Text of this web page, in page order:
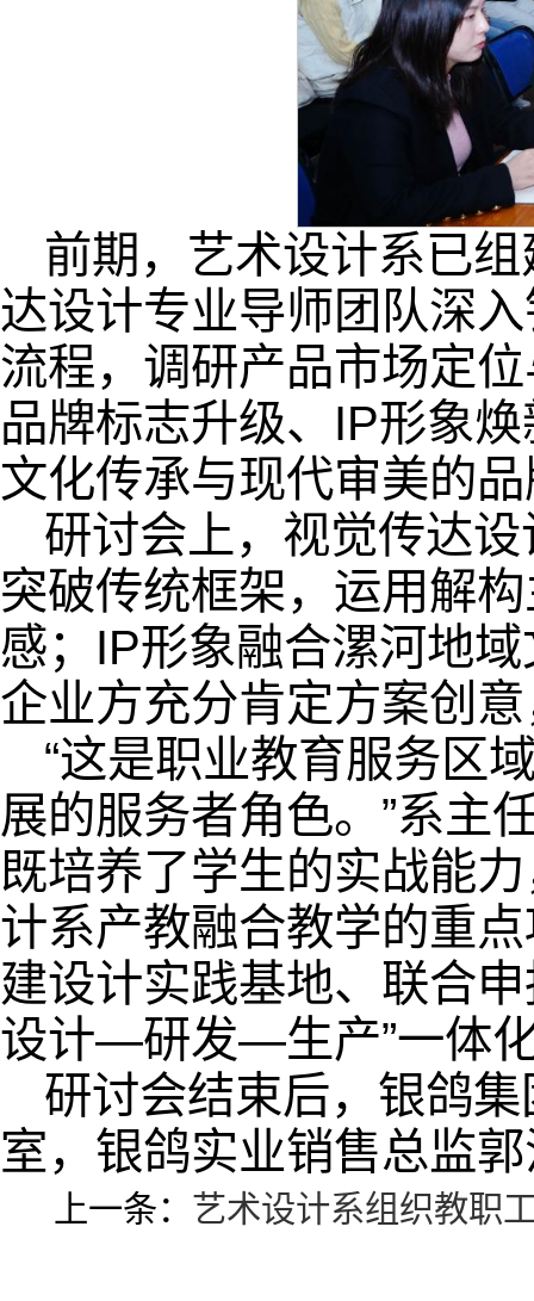
前期，艺术设计系已
达设计专业导师团队深
流程，调研产品市场定
品牌标志升级、IP形象
文化传承与现代审美的
研讨会上，视觉传达
突破传统框架，运用解
感；IP形象融合漯河地
企业方充分肯定方案创
“这是职业教育服务区
展的服务者角色。”系主
既培养了学生的实战能
计系产教融合教学的重
建设计实践基地、联合
设计—研发—生产”一体
研讨会结束后，银鸽
室，银鸽实业销售总监
上一条： 艺术设计系组织教职